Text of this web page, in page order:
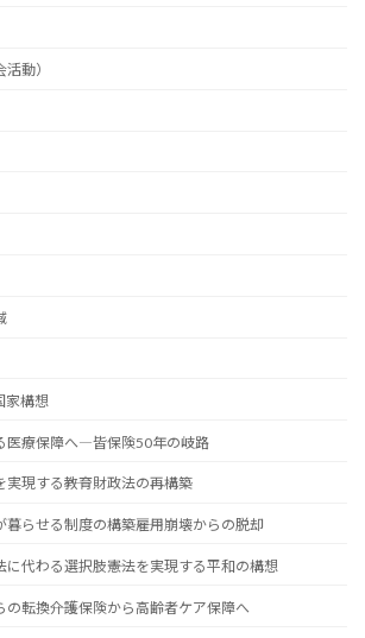
動）
家構想
医療保障へ―皆保険50年の岐路
現する――教育財政法の再構築
らせる制度の構築――雇用崩壊からの脱却
代わる選択肢――憲法を実現する平和の構想
転換――介護保険から高齢者ケア保障へ